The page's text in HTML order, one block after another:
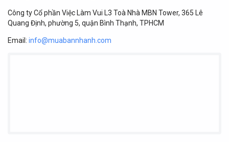
Công ty Cổ phần Việc Làm Vui L3 Toà Nhà MBN Tower, 365 Lê
Quang Định, phường 5, quận Bình Thạnh, TPHCM
Email: info@muabannhanh.com